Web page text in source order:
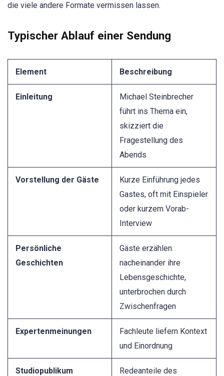
die viele andere Formate vermissen lassen.
Typischer Ablauf einer Sendung
Element Beschreibung
Einleitung
Michael Steinbrecher
führt ins Thema ein,
skizziert die
Fragestellung des
Abends
Vorstellung der Gäste
Kurze Einführung jedes
Gastes, oft mit Einspieler
oder kurzem Vorab-
Interview
Persönliche
Geschichten
Gäste erzählen
nacheinander ihre
Lebensgeschichte,
unterbrochen durch
Zwischenfragen
Expertenmeinungen
Fachleute liefern Kontext
und Einordnung
Studiopublikum
Redeanteile des